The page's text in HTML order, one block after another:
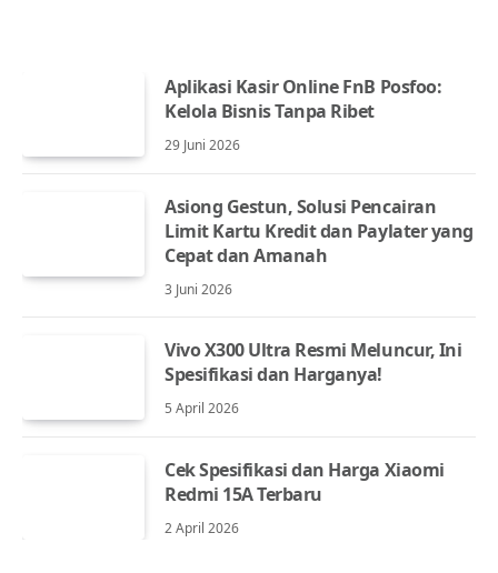
Aplikasi Kasir Online FnB Posfoo:
Kelola Bisnis Tanpa Ribet
29 Juni 2026
Asiong Gestun, Solusi Pencairan
Limit Kartu Kredit dan Paylater yang
Cepat dan Amanah
3 Juni 2026
Vivo X300 Ultra Resmi Meluncur, Ini
Spesifikasi dan Harganya!
5 April 2026
Cek Spesifikasi dan Harga Xiaomi
Redmi 15A Terbaru
2 April 2026